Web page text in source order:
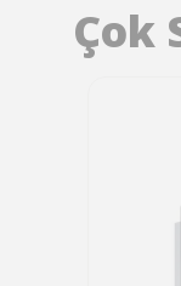
Çok